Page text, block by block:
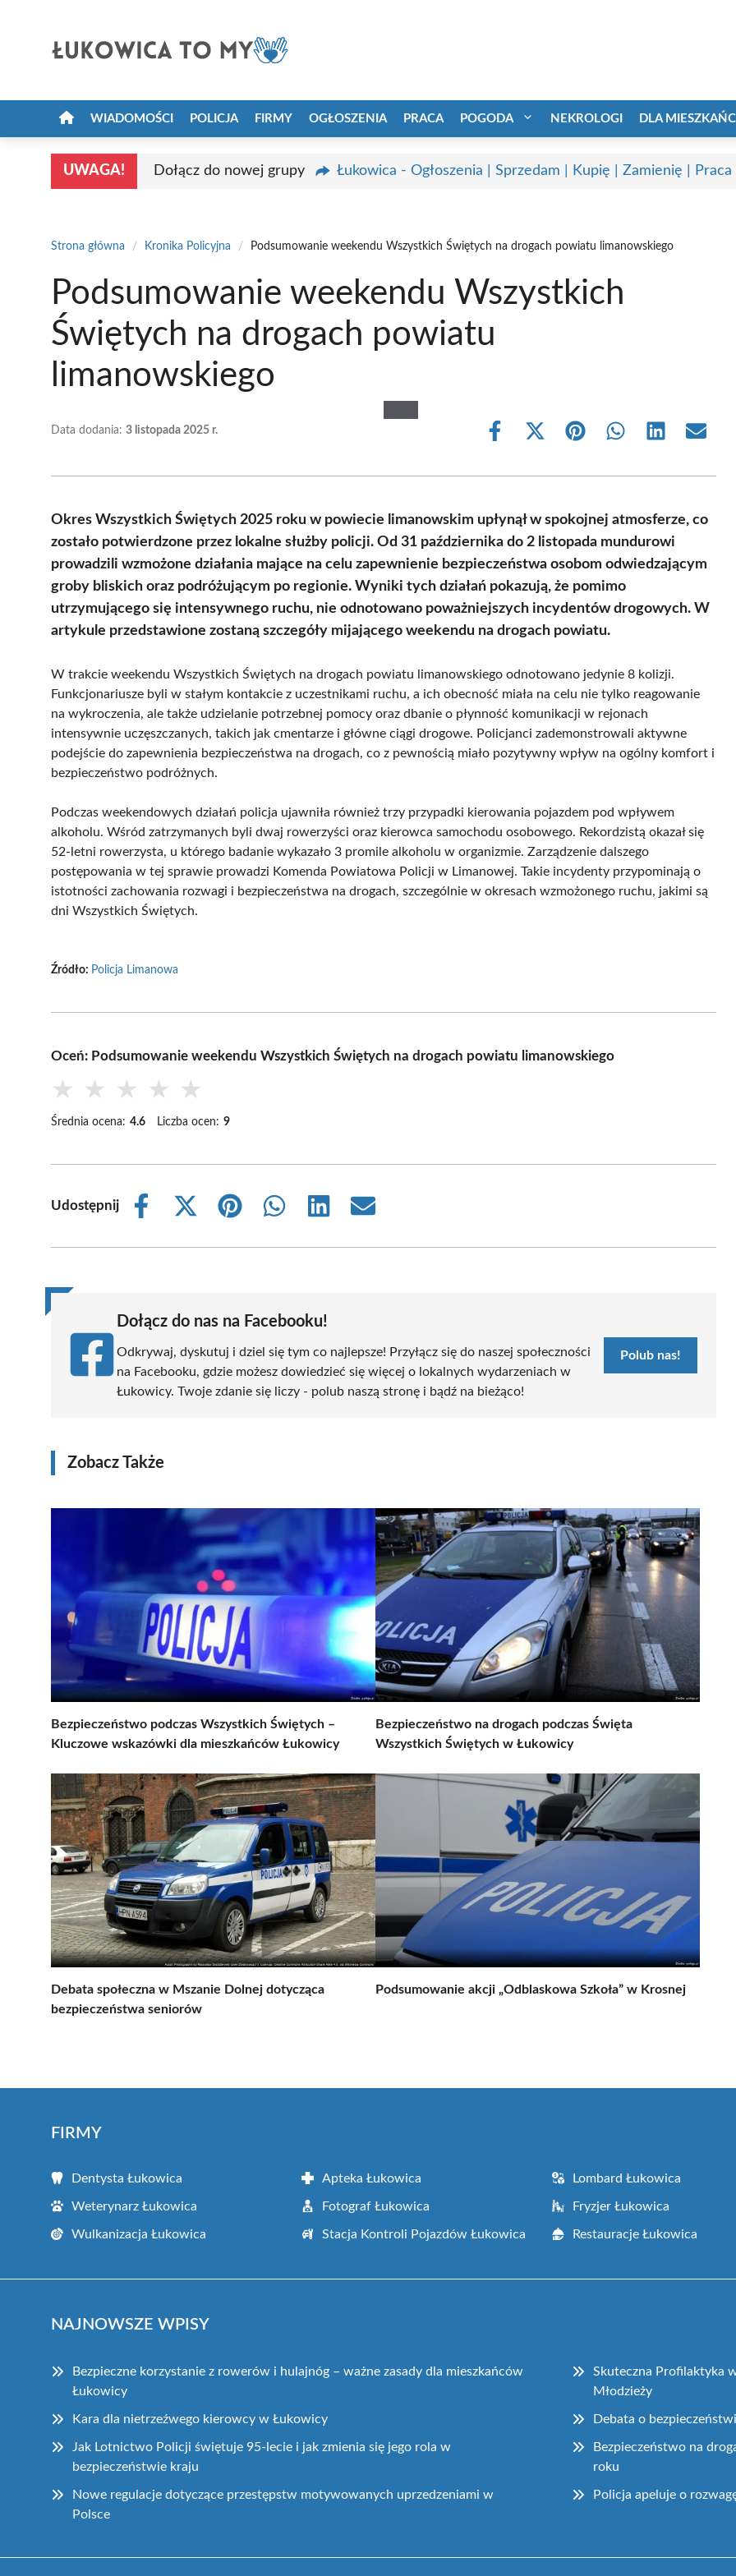
WIADOMOŚCI POLICJA FIRMY OGŁOSZENIA PRACA POGODA NEKROLOGI DLA
UWAGA! Dołącz do nowej grupy Łukowica - Ogłoszenia | Sprzedam | Kupię | Zamienię | Praca
Strona główna / Kronika Policyjna / Podsumowanie weekendu Wszystkich Świętych na drogach powiatu limanowskiego
Podsumowanie weekendu Wszystkich
Świętych na drogach powiatu
limanowskiego
Data dodania: 3 listopada 2025 r.
Share
Share
(Twitter)
Share Share Share Share
Okres Wszystkich Świętych 2025 roku w powiecie limanowskim upłynął w spokojnej atmosferze, co
zostało potwierdzone przez lokalne służby policji. Od 31 października do 2 listopada mundurowi
prowadzili wzmożone działania mające na celu zapewnienie bezpieczeństwa osobom odwiedzającym
groby bliskich oraz podróżującym po regionie. Wyniki tych działań pokazują, że pomimo
utrzymującego się intensywnego ruchu, nie odnotowano poważniejszych incydentów drogowych. W
artykule przedstawione zostaną szczegóły mijającego weekendu na drogach powiatu.
W trakcie weekendu Wszystkich Świętych na drogach powiatu limanowskiego odnotowano jedynie 8 kolizji.
Funkcjonariusze byli w stałym kontakcie z uczestnikami ruchu, a ich obecność miała na celu nie tylko reagowanie
na wykroczenia, ale także udzielanie potrzebnej pomocy oraz dbanie o płynność komunikacji w rejonach
intensywnie uczęszczanych, takich jak cmentarze i główne ciągi drogowe. Policjanci zademonstrowali aktywne
podejście do zapewnienia bezpieczeństwa na drogach, co z pewnością miało pozytywny wpływ na ogólny komfort i
bezpieczeństwo podróżnych.
Podczas weekendowych działań policja ujawniła również trzy przypadki kierowania pojazdem pod wpływem
alkoholu. Wśród zatrzymanych byli dwaj rowerzyści oraz kierowca samochodu osobowego. Rekordzistą okazał się
52-letni rowerzysta, u którego badanie wykazało 3 promile alkoholu w organizmie. Zarządzenie dalszego
postępowania w tej sprawie prowadzi Komenda Powiatowa Policji w Limanowej. Takie incydenty przypominają o
istotności zachowania rozwagi i bezpieczeństwa na drogach, szczególnie w okresach wzmożonego ruchu, jakimi są
dni Wszystkich Świętych.
Źródło: Policja Limanowa
Oceń: Podsumowanie weekendu Wszystkich Świętych na drogach powiatu limanowskiego
★ ★ ★ ★ ★
Średnia ocena: 4.6 Liczba ocen: 9
Udostępnij
Share
Share
(Twitter)
Share
Share
Share
Share
Dołącz do nas na Facebooku!
Odkrywaj, dyskutuj i dziel się tym co najlepsze! Przyłącz się do naszej społeczności
na Facebooku, gdzie możesz dowiedzieć się więcej o lokalnych wydarzeniach w
Łukowicy. Twoje zdanie się liczy - polub naszą stronę i bądź na bieżąco!
Polub nas!
Zobacz Także
Bezpieczeństwo podczas Wszystkich Świętych –
Kluczowe wskazówki dla mieszkańców Łukowicy
Bezpieczeństwo na drogach podczas Święta
Wszystkich Świętych w Łukowicy
Debata społeczna w Mszanie Dolnej dotycząca
bezpieczeństwa seniorów
Podsumowanie akcji „Odblaskowa Szkoła” w Krosnej
FIRMY
Dentysta Łukowica Apteka Łukowica Lombard Łukowica
Weterynarz Łukowica Fotograf Łukowica Fryzjer Łukowica
Wulkanizacja Łukowica Stacja Kontroli Pojazdów Łukowica Restauracje Łukowica
NAJNOWSZE WPISY
Bezpieczne korzystanie z rowerów i hulajnóg – ważne zasady dla mieszkańców
Łukowicy
Skuteczna Profilaktyka
Młodzieży
Kara dla nietrzeźwego kierowcy w Łukowicy Debata o
Jak Lotnictwo Policji świętuje 95-lecie i jak zmienia się jego rola w
bezpieczeństwie kraju
Bezpieczeństwo na
roku
Nowe regulacje dotyczące przestępstw motywowanych uprzedzeniami w
Polsce
Policja apeluje o